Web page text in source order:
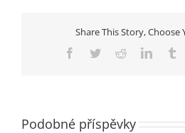
Evropském
Share This Story, Choose
Facebook
TwitterReddit
Podobné příspěvky